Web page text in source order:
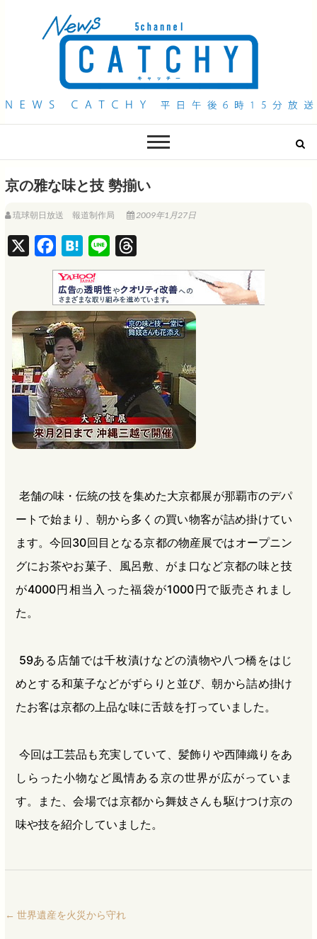
QAB NEWS Headline
京の雅な味と技 勢揃い
琉球朝日放送 報道制作局 2009年1月27日
a
c
e
b
o
o
k
H
a
t
e
n
a
i
n
e
h
r
e
a
老舗の味・伝統の技を集めた大京都展が那覇市のデパ
ートで始まり、朝から多くの買い物客が詰め掛けてい
ます。今回30回目となる京都の物産展ではオープニン
グにお茶やお菓子、風呂敷、がま口など京都の味と技
が4000円相当入った福袋が1000円で販売されまし
た。
59ある店舗では千枚漬けなどの漬物や八つ橋をはじ
めとする和菓子などがずらりと並び、朝から詰め掛け
たお客は京都の上品な味に舌鼓を打っていました。
今回は工芸品も充実していて、髪飾りや西陣織りをあ
しらった小物など風情ある京の世界が広がっていま
す。また、会場では京都から舞妓さんも駆けつけ京の
味や技を紹介していました。
← 世界遺産を火災から守れ